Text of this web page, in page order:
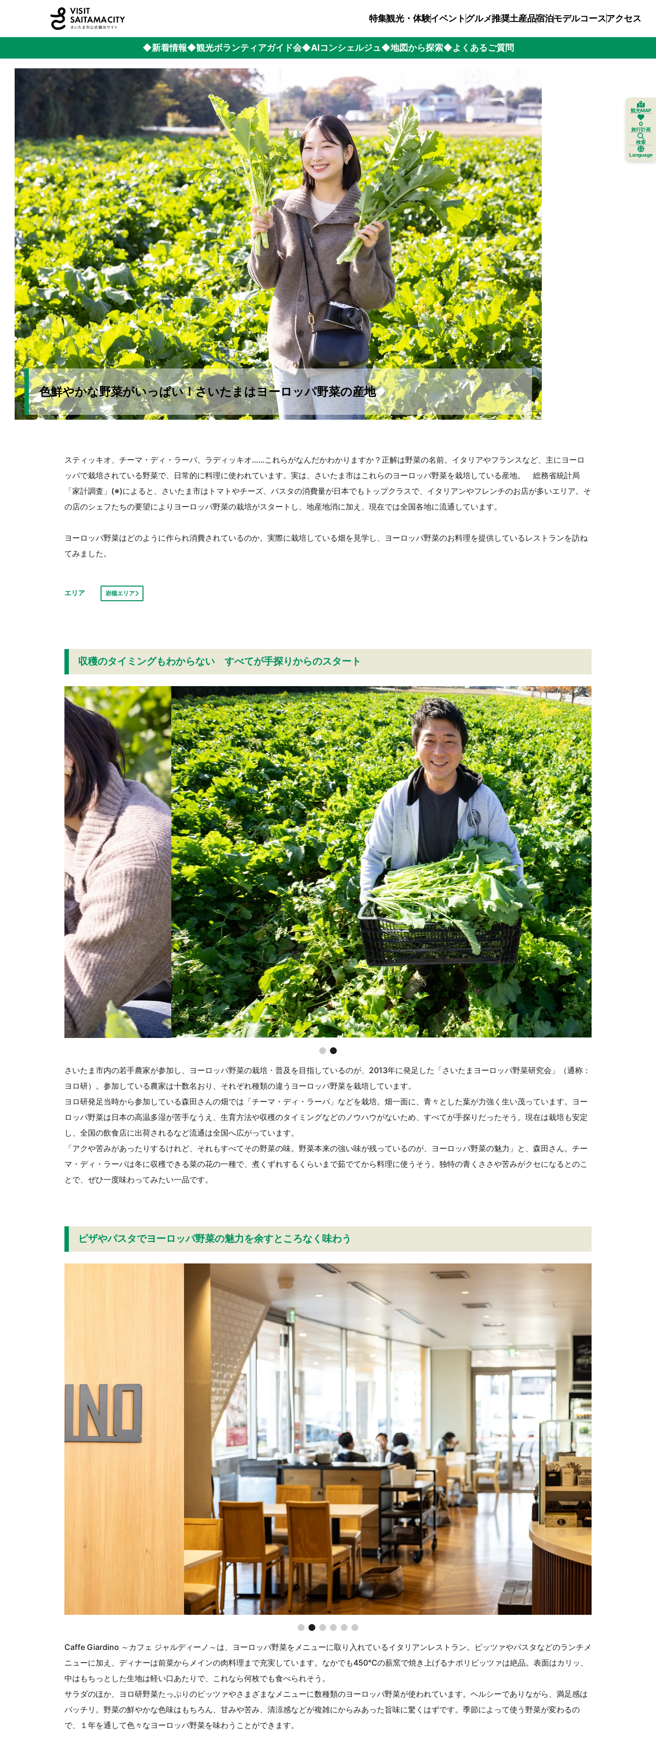
特集観光・体験イベントグルメ推奨土産品宿泊モデルコースアクセス
◆新着情報◆観光ボランティアガイド会◆AIコンシェルジュ◆地図から探索◆よくあるご質問
色鮮やかな野菜がいっぱい！さいたまはヨーロッパ野菜の産地
スティッキオ、チーマ・ディ・ラーパ、ラディッキオ……これらがなんだかわかりますか？正解は野菜の名前。イタリアやフランスなど、主にヨーロ
ッパで栽培されている野菜で、日常的に料理に使われています。実は、さいたま市はこれらのヨーロッパ野菜を栽培している産地。 総務省統計局
「家計調査」(※)によると、さいたま市はトマトやチーズ、パスタの消費量が日本でもトップクラスで、イタリアンやフレンチのお店が多いエリア。そ
の店のシェフたちの要望によりヨーロッパ野菜の栽培がスタートし、地産地消に加え、現在では全国各地に流通しています。
ヨーロッパ野菜はどのように作られ消費されているのか。実際に栽培している畑を見学し、ヨーロッパ野菜のお料理を提供しているレストランを訪ね
てみました。
エリア 岩槻エリア
収穫のタイミングもわからない すべてが手探りからのスタート
さいたま市内の若手農家が参加し、ヨーロッパ野菜の栽培・普及を目指しているのが、2013年に発足した「さいたまヨーロッパ野菜研究会」（通称：
ヨロ研）。参加している農家は十数名おり、それぞれ種類の違うヨーロッパ野菜を栽培しています。
ヨロ研発足当時から参加している森田さんの畑では「チーマ・ディ・ラーパ」などを栽培。畑一面に、青々とした葉が力強く生い茂っています。ヨー
ロッパ野菜は日本の高温多湿が苦手なうえ、生育方法や収穫のタイミングなどのノウハウがないため、すべてが手探りだったそう。現在は栽培も安定
し、全国の飲食店に出荷されるなど流通は全国へ広がっています。
「アクや苦みがあったりするけれど、それもすべてその野菜の味。野菜本来の強い味が残っているのが、ヨーロッパ野菜の魅力」と、森田さん。チー
マ・ディ・ラーパは冬に収穫できる菜の花の一種で、煮くずれするくらいまで茹でてから料理に使うそう。独特の青くささや苦みがクセになるとのこ
とで、ぜひ一度味わってみたい一品です。
ピザやパスタでヨーロッパ野菜の魅力を余すところなく味わう
Caffe Giardino ～カフェ ジャルディーノ～は、ヨーロッパ野菜をメニューに取り入れているイタリアンレストラン。ピッツァやパスタなどのランチメ
ニューに加え、ディナーは前菜からメインの肉料理まで充実しています。なかでも450℃の薪窯で焼き上げるナポリピッツァは絶品。表面はカリッ、
中はもちっとした生地は軽い口あたりで、これなら何枚でも食べられそう。
サラダのほか、ヨロ研野菜たっぷりのピッツァやさまざまなメニューに数種類のヨーロッパ野菜が使われています。ヘルシーでありながら、満足感は
バッチリ。野菜の鮮やかな色味はもちろん、甘みや苦み、清涼感などが複雑にからみあった旨味に驚くはずです。季節によって使う野菜が変わるの
で、１年を通して色々なヨーロッパ野菜を味わうことができます。
観光MAP
0
旅行計画
検索
Language